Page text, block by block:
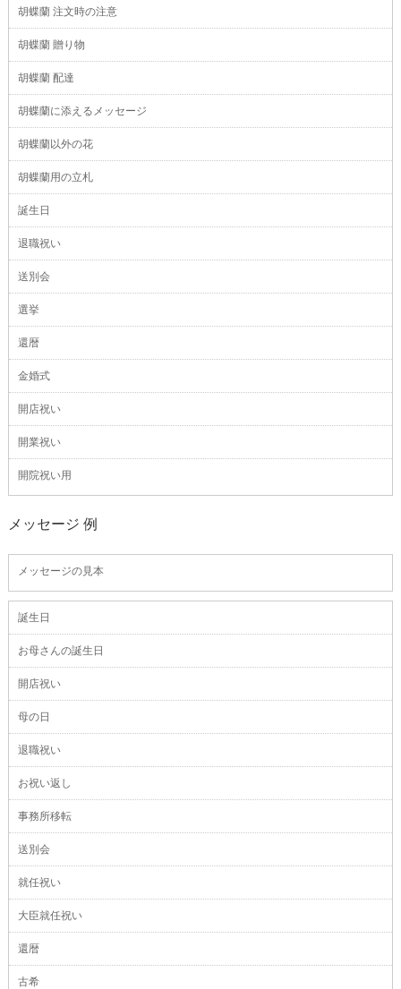
胡蝶蘭 注文時の注意
胡蝶蘭 贈り物
胡蝶蘭 配達
胡蝶蘭に添えるメッセージ
胡蝶蘭以外の花
胡蝶蘭用の立札
誕生日
退職祝い
送別会
選挙
還暦
金婚式
開店祝い
開業祝い
開院祝い用
メッセージ 例
メッセージの見本
誕生日
お母さんの誕生日
開店祝い
母の日
退職祝い
お祝い返し
事務所移転
送別会
就任祝い
大臣就任祝い
還暦
古希